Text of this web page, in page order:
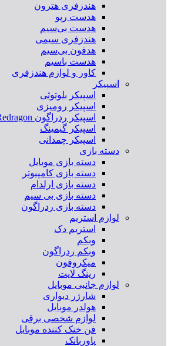
هندزفری هترون
هدست رپو
هدست بی‌سیم
هندزفری سیمی
هدفون بی‌سیم
هدست باسیم
کاور و لوازم هندزفری
اسپیکر
اسپیکر بلوتوثی
اسپیکر رومیزی
اسپیکر ردراگون Redragon
اسپیکر گیمینگ
اسپیکر چمدانی
دسته بازی
دسته بازی موبایل
دسته بازی کامپیوتر
دسته بازی ارلدام
دسته بازی بی سیم
دسته بازی ردراگون
لوازم استریم
استریم دک
وبکم
وبکم ردراگون
میکروفون
رینگ لایت
لوازم جانبی موبایل
شارژر دیواری
هولدر موبایل
لوازم شخصی برقی
فن خنک کننده موبایل
پاوربانک